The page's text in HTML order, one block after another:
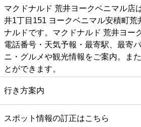
マクドナルド 荒井ヨークベニマル店
井1丁目151 ヨークベニマル安積町荒
ナルドです。マクドナルド 荒井ヨー
電話番号・天気予報・最寄駅、最寄
ニ・グルメや観光情報をご案内。ま
とができます。
行き方案内
スポット情報の訂正はこちら